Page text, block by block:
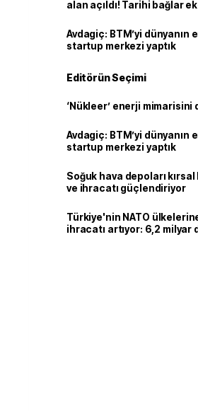
alan açıldı! Tarihi bağlar
Avdagiç: BTM’yi dünyanın
startup merkezi yaptık
Editörün Seçimi
‘Nükleer’ enerji
Avdagiç: BTM’yi dünyanın
startup merkezi yaptık
Soğuk hava depoları kırsal
ve ihracatı güçlendiriyor
Türkiye'nin NATO
ihracatı artıyor: 6,2 milyar